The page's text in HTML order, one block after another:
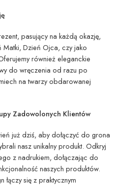
pasujący na każdą okazję,
Matki, Dzień Ojca, czy jako
również eleganckie
do wręczenia od razu po
na twarzy obdarowanej
Zadowolonych Klientów
już dziś, aby dołączyć do grona
nasz unikalny produkt. Odkryj
z nadrukiem, dołączając do
naszych produktów.
się z praktycznym